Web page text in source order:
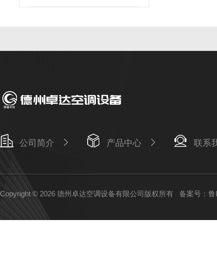
公司简介 产品中心 联系
Copyright © 2026 德州卓达空调设备有限公司版权所有 备案号：